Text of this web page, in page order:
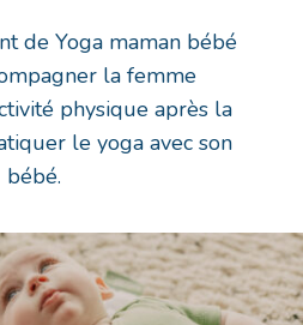
de Yoga maman bébé
la femme
physique après la
le yoga avec son
bébé.